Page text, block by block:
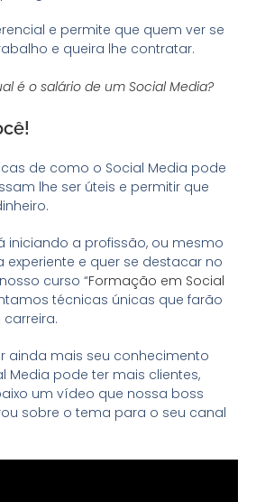
e permite que quem ver se
e queira lhe contratar.
é o salário de um Social Media?
de como o Social Media pode
lhe ser úteis e permitir que
iniciando a profissão, ou mesmo
experiente e quer se destacar no
curso “Formação em Social
técnicas únicas que farão
ainda mais seu conhecimento
Media pode ter mais clientes,
um vídeo que nossa boss
sobre o tema para o seu canal